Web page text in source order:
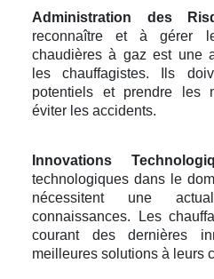
Administration des
reconnaître et à gérer
chaudières à gaz est une
les chauffagistes. Ils
potentiels et prendre les
éviter les accidents.
Innovations
technologiques dans le
nécessitent une
connaissances. Les
courant des dernières
meilleures solutions à leurs